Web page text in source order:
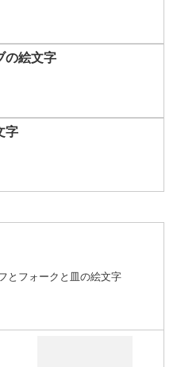
の絵文字
字
とフォークと皿の絵文字